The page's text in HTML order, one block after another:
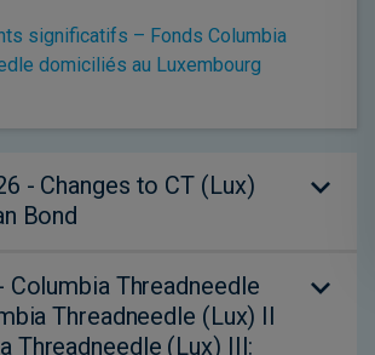
significatifs – Fonds Columbia
domiciliés au Luxembourg
- Changes to CT (Lux)
Bond
2026, the fund name will
(Lux) Global Aggregate
Columbia Threadneedle
Threadneedle (Lux) II
Threadneedle (Lux) III: